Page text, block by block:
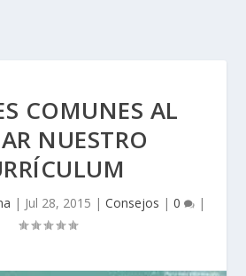
COMUNES AL
NUESTRO
| Jul 28, 2015 | Consejos | 0 |